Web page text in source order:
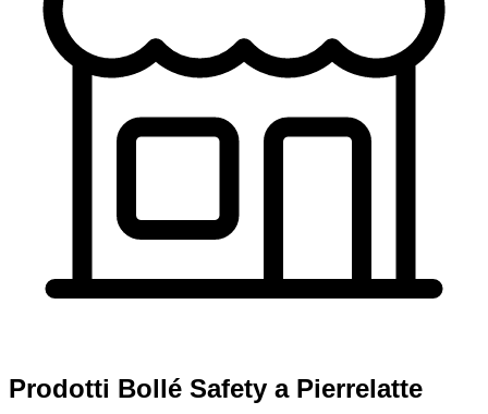
Prodotti Bollé Safety a Pierrelatte